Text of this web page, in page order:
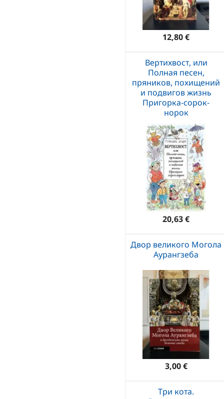
12,80 €
Вертихвост, или
Полная песен,
пряников, похищений
и подвигов жизнь
Пригорка-сорок-
норок
20,63 €
Двор великого Могола
Аурангзеба
3,00 €
Три кота.